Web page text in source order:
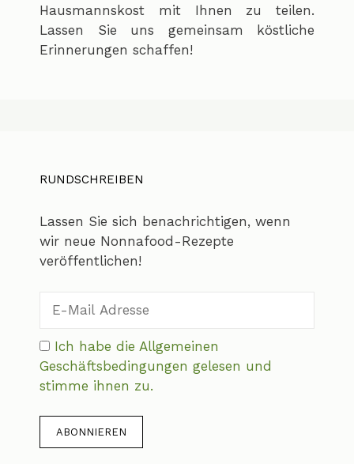
Hausmannskost mit Ihnen zu teilen.
Lassen Sie uns gemeinsam köstliche
Erinnerungen schaffen!
RUNDSCHREIBEN
Lassen Sie sich benachrichtigen, wenn
wir neue Nonnafood-Rezepte
veröffentlichen!
Ich habe die Allgemeinen
Geschäftsbedingungen gelesen und
stimme ihnen zu.